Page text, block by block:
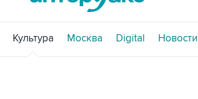
Культура Москва Digital Новости